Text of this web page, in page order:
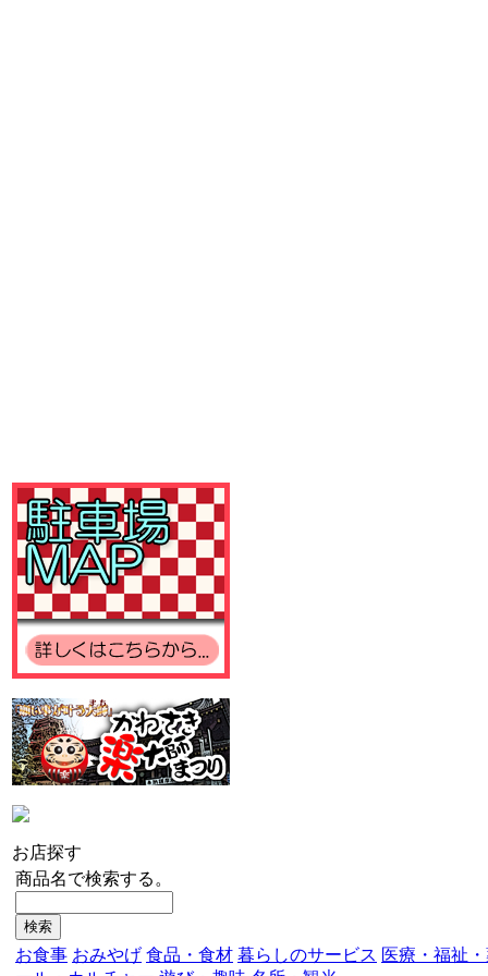
お店探す
商品名で検索する。
お食事 おみやげ 食品・食材 暮らしのサービス 医療・福祉